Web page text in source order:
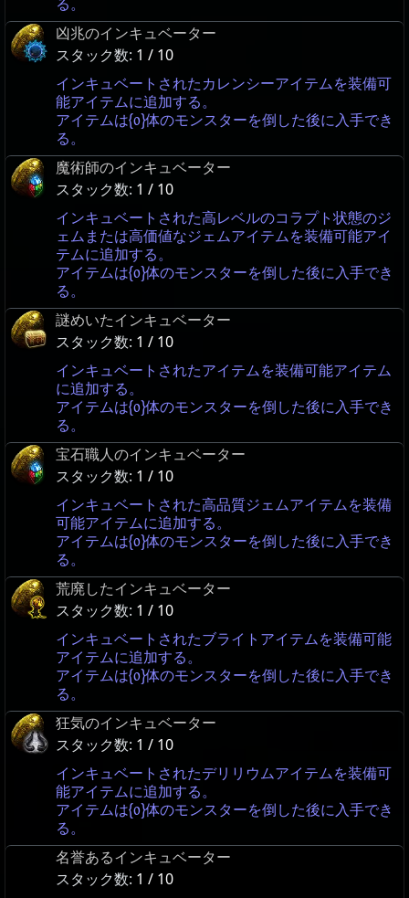
る。
凶兆のインキュベーター
スタック数: 1 / 10
インキュベートされたカレンシーアイテムを装備可
能アイテムに追加する。
アイテムは{0}体のモンスターを倒した後に入手でき
る。
魔術師のインキュベーター
スタック数: 1 / 10
インキュベートされた高レベルのコラプト状態のジ
ェムまたは高価値なジェムアイテムを装備可能アイ
テムに追加する。
アイテムは{0}体のモンスターを倒した後に入手でき
る。
謎めいたインキュベーター
スタック数: 1 / 10
インキュベートされたアイテムを装備可能アイテム
に追加する。
アイテムは{0}体のモンスターを倒した後に入手でき
る。
宝石職人のインキュベーター
スタック数: 1 / 10
インキュベートされた高品質ジェムアイテムを装備
可能アイテムに追加する。
アイテムは{0}体のモンスターを倒した後に入手でき
る。
荒廃したインキュベーター
スタック数: 1 / 10
インキュベートされたブライトアイテムを装備可能
アイテムに追加する。
アイテムは{0}体のモンスターを倒した後に入手でき
る。
狂気のインキュベーター
スタック数: 1 / 10
インキュベートされたデリリウムアイテムを装備可
能アイテムに追加する。
アイテムは{0}体のモンスターを倒した後に入手でき
る。
名誉あるインキュベーター
スタック数: 1 / 10